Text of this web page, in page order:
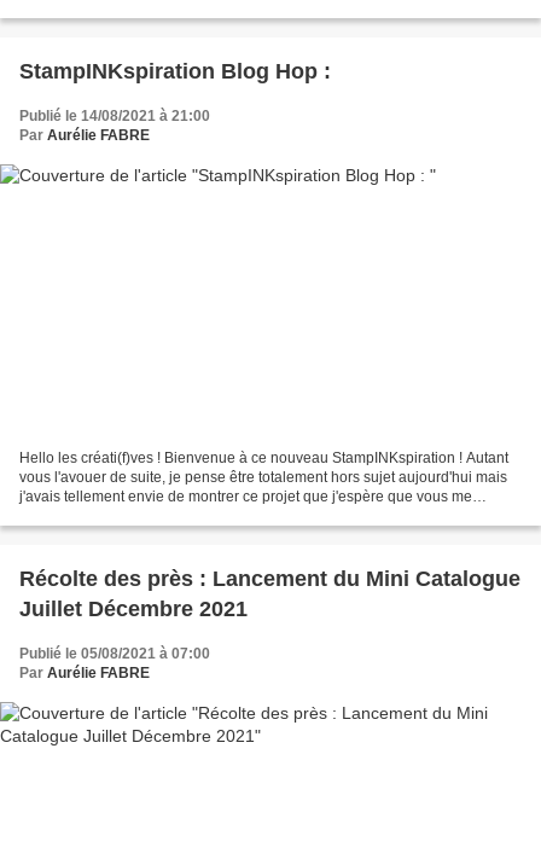
StampINKspiration Blog Hop :
Publié le 14/08/2021 à 21:00
Par Aurélie FABRE
Hello les créati(f)ves ! Bienvenue à ce nouveau StampINKspiration ! Autant
vous l'avouer de suite, je pense être totalement hors sujet aujourd'hui mais
j'avais tellement envie de montrer ce projet que j'espère que vous me
Récolte des près : Lancement du Mini Catalogue
Juillet Décembre 2021
Publié le 05/08/2021 à 07:00
Par Aurélie FABRE